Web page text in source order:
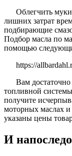
Облегчить
лишних затрат
подбирающие
Подбор масла по
помощью
https://
Вам
топливной
получите
моторных маслах и
указаны цены
И